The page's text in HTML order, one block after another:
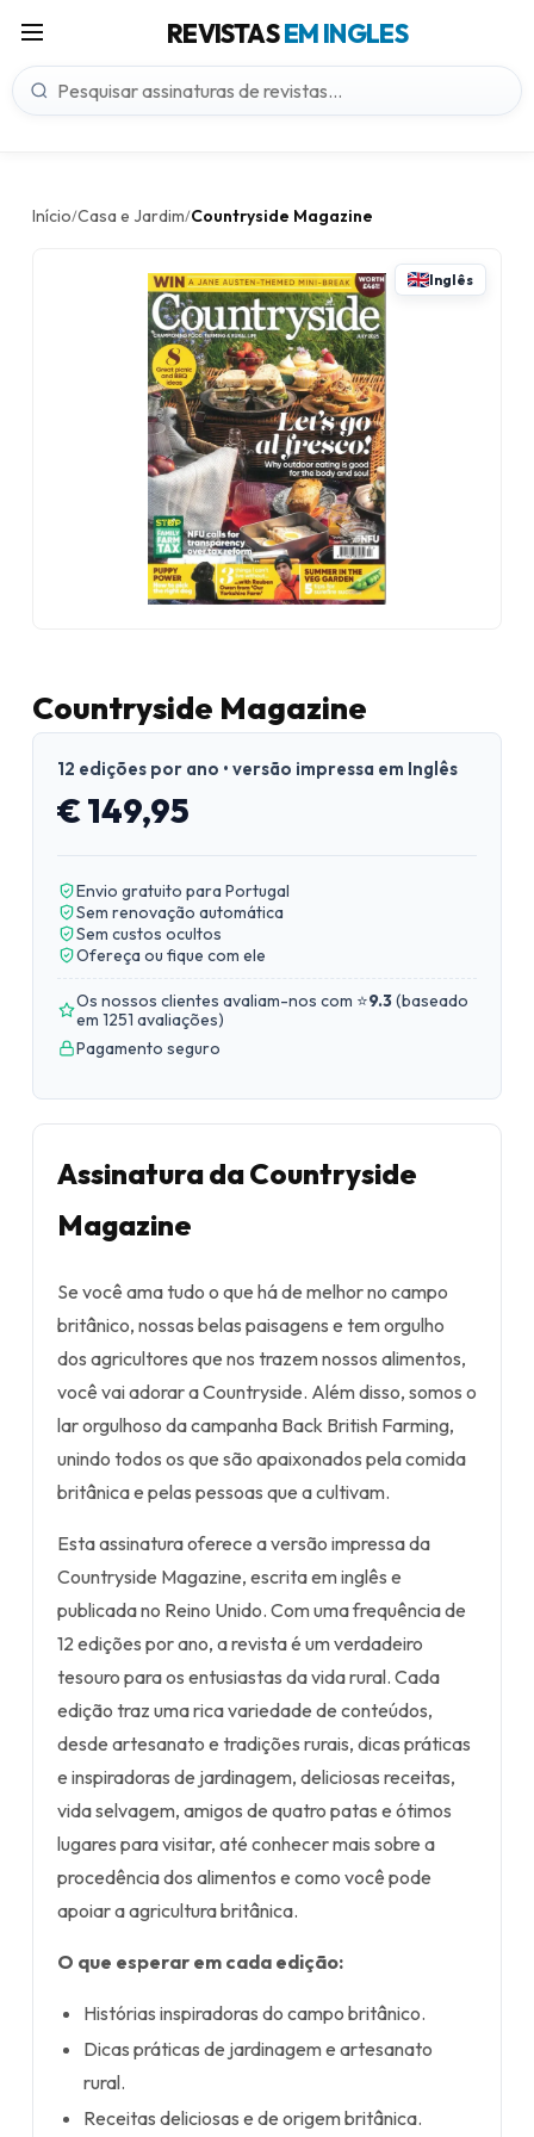
REVISTASEM INGLES
Início/Casa e Jardim/Countryside Magazine
Inglês
Countryside Magazine
12 edições por ano • versão impressa em Inglês
€ 149,95
Envio gratuito para Portugal
Sem renovação automática
Sem custos ocultos
Ofereça ou fique com ele
Os nossos clientes avaliam-nos com ⭐9.3(baseado
em 1251 avaliações)
Pagamento seguro
Assinatura da Countryside
Magazine
Se você ama tudo o que há de melhor no campo
britânico, nossas belas paisagens e tem orgulho
dos agricultores que nos trazem nossos alimentos,
você vai adorar a Countryside. Além disso, somos o
lar orgulhoso da campanha Back British Farming,
unindo todos os que são apaixonados pela comida
britânica e pelas pessoas que a cultivam.
Esta assinatura oferece a versão impressa da
Countryside Magazine, escrita em inglês e
publicada no Reino Unido. Com uma frequência de
12 edições por ano, a revista é um verdadeiro
tesouro para os entusiastas da vida rural. Cada
edição traz uma rica variedade de conteúdos,
desde artesanato e tradições rurais, dicas práticas
e inspiradoras de jardinagem, deliciosas receitas,
vida selvagem, amigos de quatro patas e ótimos
lugares para visitar, até conhecer mais sobre a
procedência dos alimentos e como você pode
apoiar a agricultura britânica.
O que esperar em cada edição:
Histórias inspiradoras do campo britânico.
Dicas práticas de jardinagem e artesanato
rural.
Receitas deliciosas e de origem britânica.